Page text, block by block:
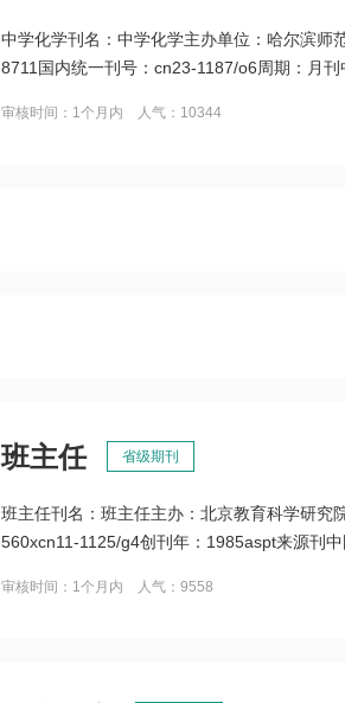
中学化学刊名：中学化学主办单位：哈尔滨师
8711国内统一刊号：cn23-1187/o6周期：月
审核时间：1个月内 人气：10344
班主任 省级期刊
班主任刊名：班主任主办：北京教育科学研究
560xcn11-1125/g4创刊年：1985aspt来源刊
审核时间：1个月内 人气：9558